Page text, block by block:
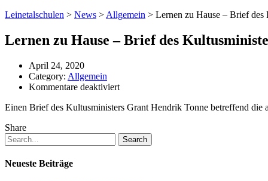
Leinetalschulen > News > Allgemein > Lernen zu Hause – Brief des
Lernen zu Hause – Brief des
April 24, 2020
Category: Allgemein
Kommentare deaktiviertfür
zu
Brief
Einen Brief des Kultusministers Grant Hendrik Tonne betreffend
Share
Search
Neueste Beiträge